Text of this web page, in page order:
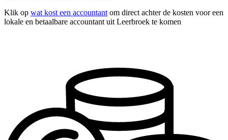
Klik op wat kost een accountant om direct achter de kosten voor een
lokale en betaalbare accountant uit Leerbroek te komen